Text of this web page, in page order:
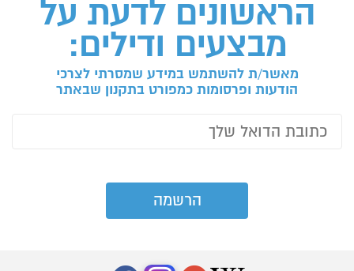
הראשונים לדעת על
מבצעים ודילים:
מאשר/ת להשתמש במידע שמסרתי לצרכי
הודעות ופרסומות כמפורט בתקנון שבאתר